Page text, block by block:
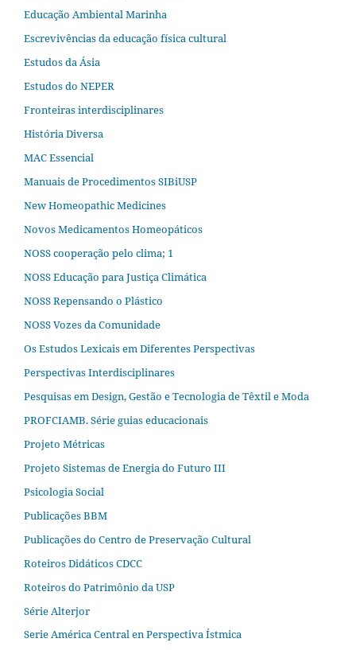
Educação Ambiental Marinha
Escrevivências da educação física cultural
Estudos da Ásia​
Estudos do NEPER
Fronteiras interdisciplinares
História Diversa
MAC Essencial
Manuais de Procedimentos SIBiUSP
New Homeopathic Medicines
Novos Medicamentos Homeopáticos
NOSS cooperação pelo clima; 1
NOSS Educação para Justiça Climática
NOSS Repensando o Plástico
NOSS Vozes da Comunidade
Os Estudos Lexicais em Diferentes Perspectivas
Perspectivas Interdisciplinares
Pesquisas em Design, Gestão e Tecnologia de Têxtil e Moda
PROFCIAMB. Série guias educacionais
Projeto Métricas
Projeto Sistemas de Energia do Futuro III
Psicologia Social
Publicações BBM
Publicações do Centro de Preservação Cultural
Roteiros Didáticos CDCC
Roteiros do Patrimônio da USP
Série Alterjor
Serie América Central en Perspectiva Ístmica